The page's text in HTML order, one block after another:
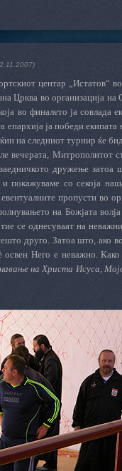
центар „Истатов“
Црква во организација
во финалето ја
епархија ја победи
на следниот турнир ќе
вечерата, Митрополитот
дружење
и покажуваме со секоја
пропусти во
на Божјата
се однесуваат на
друго. Затоа што, ако
освен Него е неважно.
на Христа Исуса,